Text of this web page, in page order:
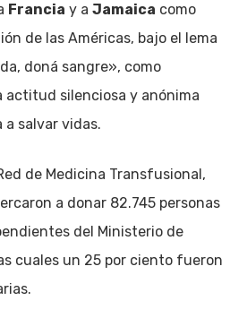
Francia y a Jamaica como
de las Américas, bajo el lema
doná sangre», como
actitud silenciosa y anónima
a salvar vidas.
de Medicina Transfusional,
a donar 82.745 personas
del Ministerio de
cuales un 25 por ciento fueron